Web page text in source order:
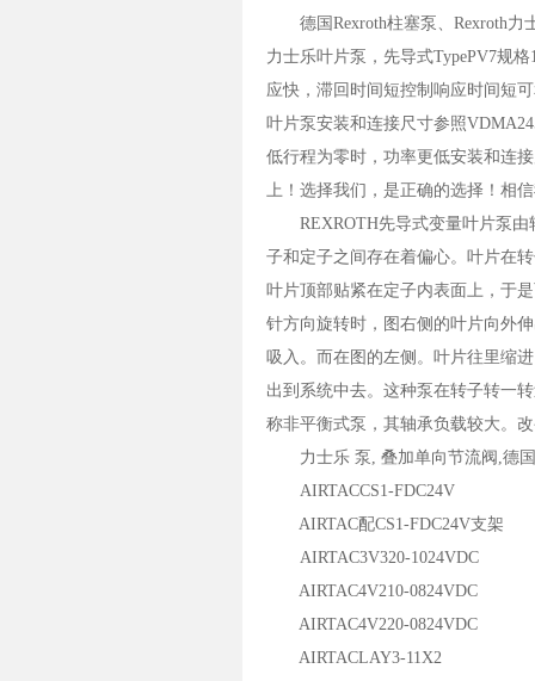
德国Rexroth柱塞泵、Rexroth力
力士乐叶片泵，先导式TypePV7规
应快，滞回时间短控制响应时间短
叶片泵安装和连接尺寸参照
低行程为零时，功率更低安装和连
上！选择我们，是正确的选择！相
REXROTH先导式变量叶片泵由
子和定子之间存在着偏心。叶片在
叶片顶部贴紧在定子内表面上，于
针方向旋转时，图右侧的叶片向外
吸入。而在图的左侧。叶片往里缩
出到系统中去。这种泵在转子转一
称非平衡式泵，其轴承负载较大。
力士乐 泵, 叠加单向节流阀,德国
AIRTACCS1-FDC24V
AIRTAC配CS1-FDC24V支架
AIRTAC3V320-1024VDC
AIRTAC4V210-0824VDC
AIRTAC4V220-0824VDC
AIRTACLAY3-11X2